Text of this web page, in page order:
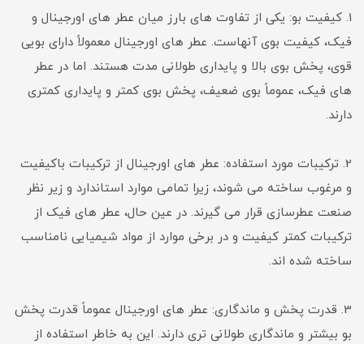
1. کیفیت بو: یکی از تفاوت های بارز میان عطر های اورجینال و
فیک، کیفیت بوی آنهاست. عطر های اورجینال معمولاً دارای بویی
قوی، پخش بوی بالا و پایداری طولانی مدت هستند. اما در عطر
های فیک، عموماً بوی ضعیف، پخش بوی کمتر و پایداری کمتری
دارند.
2. ترکیبات مورد استفاده: عطر های اورجینال از ترکیبات باکیفیت
و مرغوب ساخته می شوند، زیرا تمامی موارد استاندارد و زیر نظر
صنعت عطرسازی قرار می گیرند. در عین حال، عطر های فیک از
ترکیبات کمتر کیفیت و در برخی موارد از مواد شیمیایی نامناسب
ساخته شده اند.
3. قدرت پخش و ماندگاری: عطر های اورجینال عموماً قدرت پخش
بو بیشتر و ماندگاری طولانی تری دارند. این به خاطر استفاده از